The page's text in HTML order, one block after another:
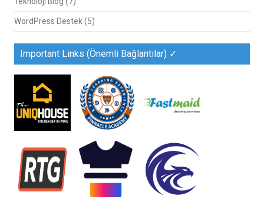
WordPress Destek (5)
Important Links (Önemli Bağlantılar) ✓